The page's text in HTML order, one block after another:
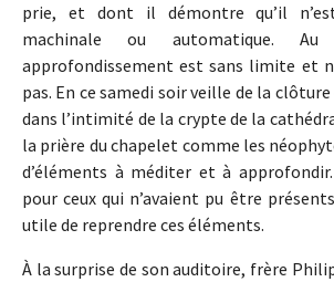
prie, et dont il démontre qu’il
machinale ou automatique.
approfondissement est sans limite et
pas. En ce samedi soir veille de la clôture
dans l’intimité de la crypte de la
la prière du chapelet comme les
d’éléments à méditer et à
pour ceux qui n’avaient pu être
utile de reprendre ces éléments.
À la surprise de son auditoire, frère